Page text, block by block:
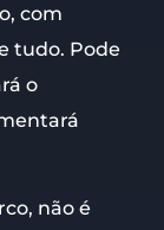
com
tudo. Pode
o
não é